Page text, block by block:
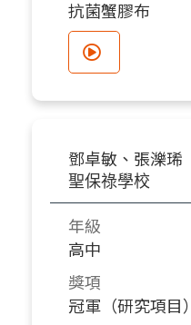
抗菌蟹膠布
鄧卓敏、張濼琋
聖保祿學校
年級
高中
獎項
冠軍（研究項目）